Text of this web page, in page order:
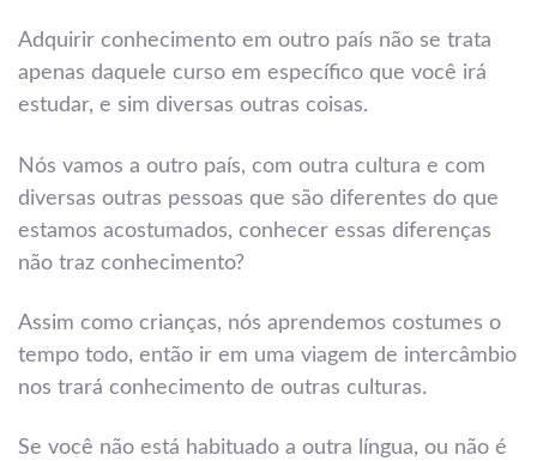
Adquirir conhecimento em outro país não se trata
apenas daquele curso em específico que você irá
estudar, e sim diversas outras coisas.
Nós vamos a outro país, com outra cultura e com
diversas outras pessoas que são diferentes do que
estamos acostumados, conhecer essas diferenças
não traz conhecimento?
Assim como crianças, nós aprendemos costumes o
tempo todo, então ir em uma viagem de intercâmbio
nos trará conhecimento de outras culturas.
Se você não está habituado a outra língua, ou não é